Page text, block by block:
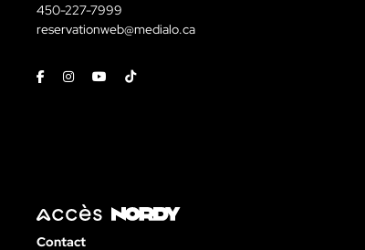
450-227-7999
reservationweb@medialo.ca
FacebookInstagramYoutubeTiktok
Contact